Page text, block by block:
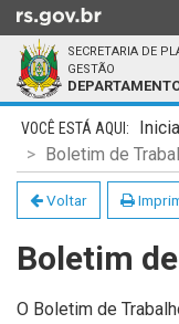
para
conteúdo
menu
para
busca
SECRETARIA DE
GESTÃO
Início
conteúdo
Boletim de
Voltar
Boletim
O Boletim de